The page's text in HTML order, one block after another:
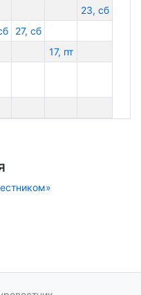
23, сб
27, сб
17, пт